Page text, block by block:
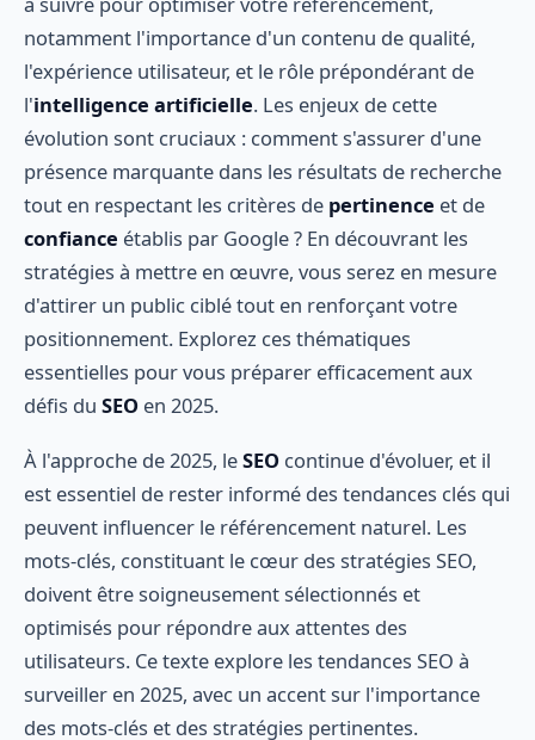
notamment l'importance d'un contenu de qualité,
l'expérience utilisateur, et le rôle prépondérant de
l'intelligence artificielle. Les enjeux de cette
évolution sont cruciaux : comment s'assurer d'une
présence marquante dans les résultats de recherche
tout en respectant les critères de pertinence et de
confiance établis par Google ? En découvrant les
stratégies à mettre en œuvre, vous serez en mesure
d'attirer un public ciblé tout en renforçant votre
positionnement. Explorez ces thématiques
essentielles pour vous préparer efficacement aux
défis du SEO en 2025.
À l'approche de 2025, leSEO continue d'évoluer, et il
est essentiel de rester informé des tendances clés qui
peuvent influencer le référencement naturel. Les
mots-clés, constituant le cœur des stratégies SEO,
doivent être soigneusement sélectionnés et
optimisés pour répondre aux attentes des
utilisateurs. Ce texte explore les tendances SEO à
surveiller en 2025, avec un accent sur l'importance
des mots-clés et des stratégies pertinentes.